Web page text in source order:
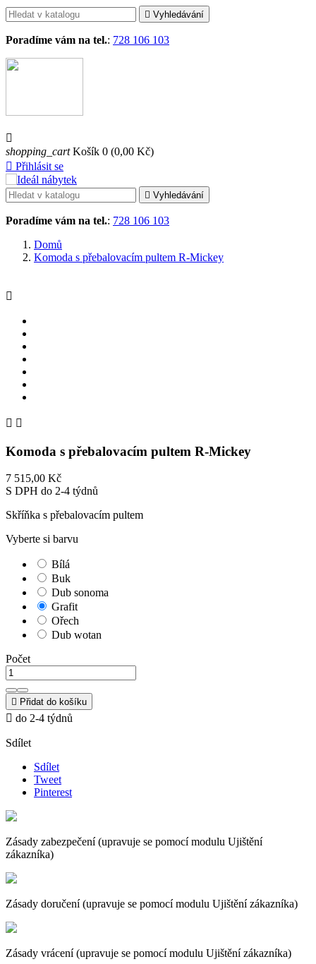
 Vyhledávání
Poradíme vám na tel.: 728 106 103

shopping_cart Košík 0 (0,00 Kč)
 Přihlásit se
 Vyhledávání
Poradíme vám na tel.: 728 106 103
Domů
Komoda s přebalovacím pultem R-Mickey

 
Komoda s přebalovacím pultem R-Mickey
7 515,00 Kč
S DPH do 2-4 týdnů
Skříňka s přebalovacím pultem
Vyberte si barvu
Bílá
Buk
Dub sonoma
Grafit
Ořech
Dub wotan
Počet
 Přidat do košíku
 do 2-4 týdnů
Sdílet
Sdílet
Tweet
Pinterest
Zásady zabezpečení (upravuje se pomocí modulu Ujištění
zákazníka)
Zásady doručení (upravuje se pomocí modulu Ujištění zákazníka)
Zásady vrácení (upravuje se pomocí modulu Ujištění zákazníka)